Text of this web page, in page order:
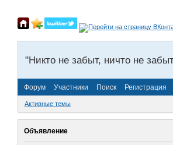
"Никто не забыт, ничто не
Форум Участники Поиск Регистрация
Активные темы
Объявление